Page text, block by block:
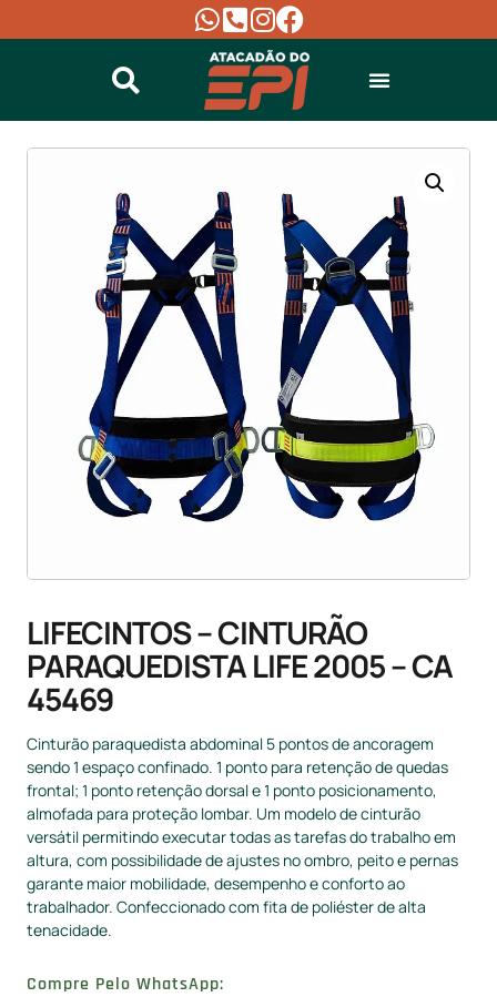
LIFECINTOS – CINTURÃO
PARAQUEDISTA LIFE 2005 – CA
45469
Cinturão paraquedista abdominal 5 pontos de ancoragem
sendo 1 espaço confinado. 1 ponto para retenção de quedas
frontal; 1 ponto retenção dorsal e 1 ponto posicionamento,
almofada para proteção lombar. Um modelo de cinturão
versátil permitindo executar todas as tarefas do trabalho em
altura, com possibilidade de ajustes no ombro, peito e pernas
garante maior mobilidade, desempenho e conforto ao
trabalhador. Confeccionado com fita de poliéster de alta
tenacidade.
Compre Pelo WhatsApp: